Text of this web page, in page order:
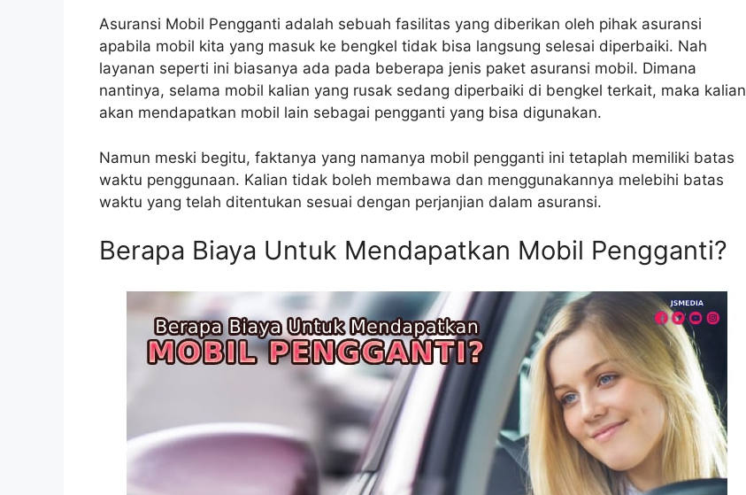
Asuransi Mobil Pengganti adalah sebuah fasilitas yang diberikan oleh pihak asuransi
apabila mobil kita yang masuk ke bengkel tidak bisa langsung selesai diperbaiki. Nah
layanan seperti ini biasanya ada pada beberapa jenis paket asuransi mobil. Dimana
nantinya, selama mobil kalian yang rusak sedang diperbaiki di bengkel terkait, maka kalian
akan mendapatkan mobil lain sebagai pengganti yang bisa digunakan.
Namun meski begitu, faktanya yang namanya mobil pengganti ini tetaplah memiliki batas
waktu penggunaan. Kalian tidak boleh membawa dan menggunakannya melebihi batas
waktu yang telah ditentukan sesuai dengan perjanjian dalam asuransi.
Berapa Biaya Untuk Mendapatkan Mobil Pengganti?